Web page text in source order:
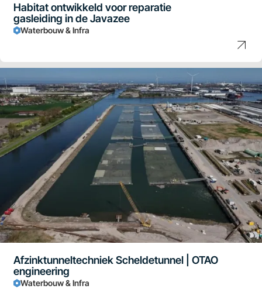
Habitat ontwikkeld voor reparatie
gasleiding in de Javazee
Waterbouw & Infra
Afzinktunneltechniek Scheldetunnel | OTAO
engineering
Waterbouw & Infra